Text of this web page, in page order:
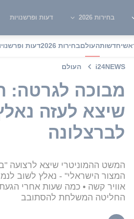
בחירות 2026 דעות ופרשנויות
חדשותהעולםבחירות 2026 דעות
i24NEWS העולם
מבוכה לגרטה:
שיצא לעזה
לברצלונה
המשט ההמוניטרי שיצא לרצועה
המצור הישראלי" - נאלץ לשוב
אוויר קשה • כמה שעות אחרי
החליטה המשלחת להסתובב